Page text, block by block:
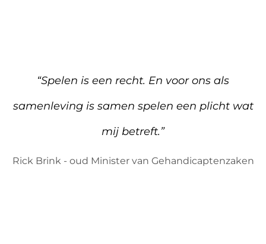
“Spelen is een recht. En voor ons als
samenleving is samen spelen een plicht wat
mij betreft.”
Rick Brink - oud Minister van Gehandicaptenzaken